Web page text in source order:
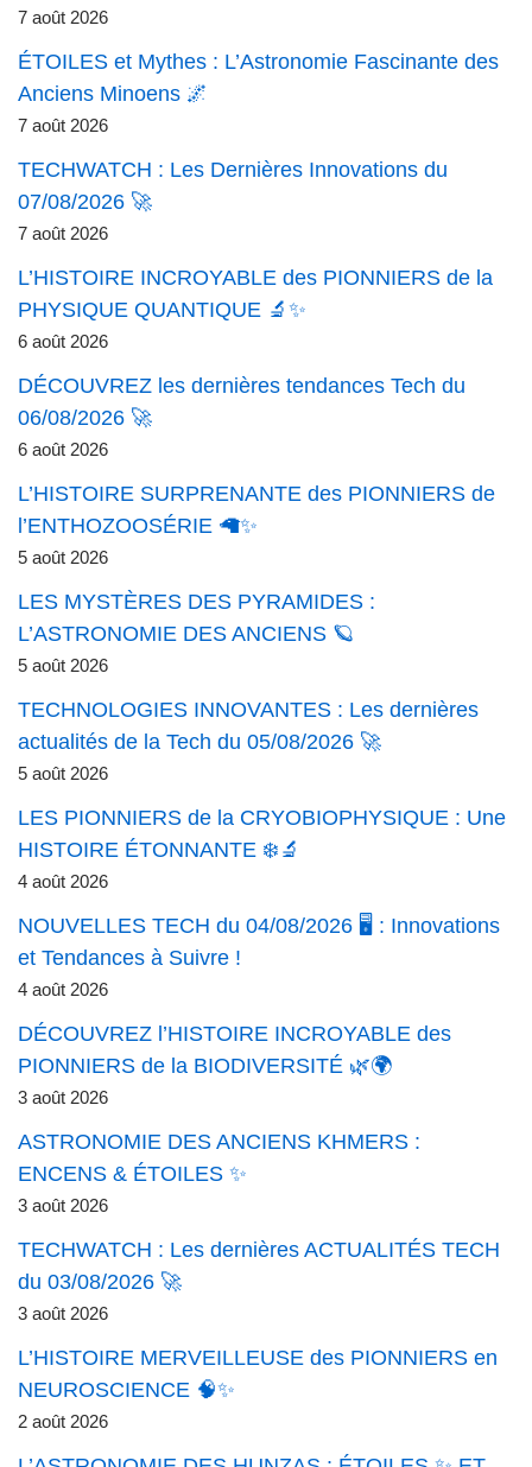
7 août 2026
ÉTOILES et Mythes : L’Astronomie Fascinante des
Anciens Minoens 🌌
7 août 2026
TECHWATCH : Les Dernières Innovations du
07/08/2026 🚀
7 août 2026
L’HISTOIRE INCROYABLE des PIONNIERS de la
PHYSIQUE QUANTIQUE 🔬✨
6 août 2026
DÉCOUVREZ les dernières tendances Tech du
06/08/2026 🚀
6 août 2026
L’HISTOIRE SURPRENANTE des PIONNIERS de
l’ENTHOZOOSÉRIE 🦙✨
5 août 2026
LES MYSTÈRES DES PYRAMIDES :
L’ASTRONOMIE DES ANCIENS 🪐
5 août 2026
TECHNOLOGIES INNOVANTES : Les dernières
actualités de la Tech du 05/08/2026 🚀
5 août 2026
LES PIONNIERS de la CRYOBIOPHYSIQUE : Une
HISTOIRE ÉTONNANTE ❄️🔬
4 août 2026
NOUVELLES TECH du 04/08/2026 🖥️ : Innovations
et Tendances à Suivre !
4 août 2026
DÉCOUVREZ l’HISTOIRE INCROYABLE des
PIONNIERS de la BIODIVERSITÉ 🌿🌍
3 août 2026
ASTRONOMIE DES ANCIENS KHMERS :
ENCENS & ÉTOILES ✨
3 août 2026
TECHWATCH : Les dernières ACTUALITÉS TECH
du 03/08/2026 🚀
3 août 2026
L’HISTOIRE MERVEILLEUSE des PIONNIERS en
NEUROSCIENCE 🧠✨
2 août 2026